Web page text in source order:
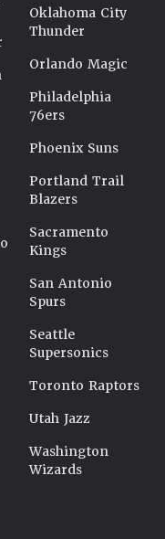
Oklahoma City
Thunder
Orlando Magic
Philadelphia
76ers
Phoenix Suns
Portland Trail
Blazers
Sacramento
Kings
San Antonio
Spurs
Seattle
Supersonics
Toronto Raptors
Utah Jazz
Washington
Wizards